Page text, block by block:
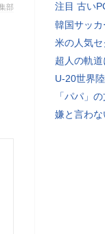
部
注目 古い
韓国サッ
米の人気
超人の軌
U-20世界
「パパ」
嫌と言わ